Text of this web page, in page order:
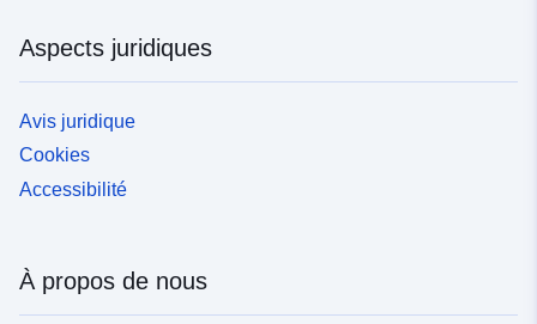
Aspects juridiques
Avis juridique
Cookies
Accessibilité
À propos de nous